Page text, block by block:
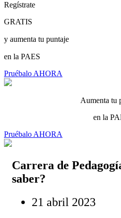
Regístrate
GRATIS
y aumenta tu puntaje
en la PAES
Pruébalo AHORA
Aumenta tu
en la
Pruébalo AHORA
Carrera de
saber?
21 abril 2023